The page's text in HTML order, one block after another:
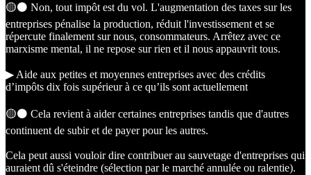
🟡⚫️ Non, tout impôt est du vol. L'augmentation des taxes sur les
entreprises pénalise la production, réduit l'investissement et se
répercute finalement sur nous, consommateurs. Arrêtez avec ce
marxisme mental, il ne repose sur rien et il nous appauvrit tous.
▶︎ Aide aux petites et moyennes entreprises avec des crédits
d’impôts dix fois supérieur à ce qu’ils sont actuellement
🟡⚫️ Cela revient à aider certaines entreprises tandis que d'autres
continuent de subir et de payer pour les autres.
Cela peut aussi vouloir dire contribuer au sauvetage d'entreprises qui
auraient dû s'éteindre (sélection par le marché annulée ou ralentie).